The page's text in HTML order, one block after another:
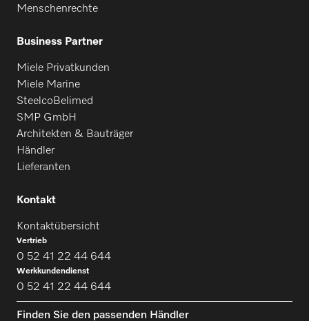
Menschenrechte
Business Partner
Miele Privatkunden
Miele Marine
SteelcoBelimed
SMP GmbH
Architekten & Bauträger
Händler
Lieferanten
Kontakt
Kontaktübersicht
Vertrieb
0 52 41 22 44 644
Werkkundendienst
0 52 41 22 44 644
Finden Sie den passenden Händler